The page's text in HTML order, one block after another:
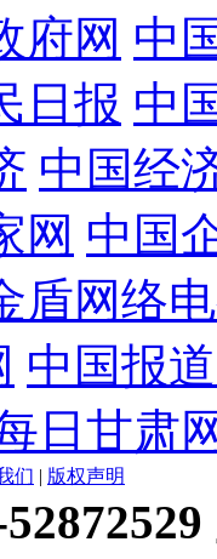
府网 中
日报 中
中国经
网 中国
盾网络
中国报
日甘肃
们 | 版权声明